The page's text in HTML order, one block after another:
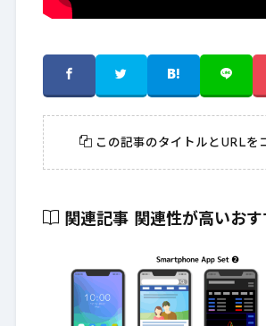
この記事のタイトルとURLを
関連記事 関連性が高いお